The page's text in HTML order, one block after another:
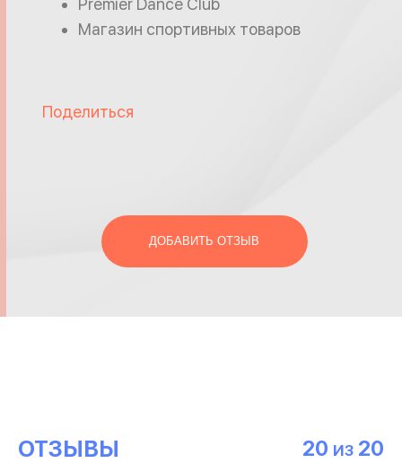
Premier Dance Club
Магазин спортивных товаров
Поделиться
ДОБАВИТЬ ОТЗЫВ
ОТЗЫВЫ 20 ИЗ 20